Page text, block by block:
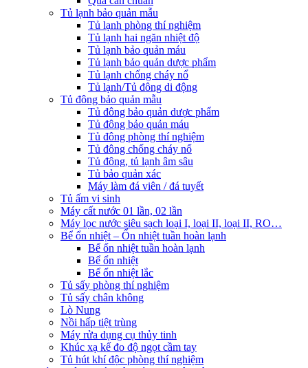
Tủ lạnh bảo quản mẫu
Tủ lạnh phòng thí nghiệm
Tủ lạnh hai ngăn nhiệt độ
Tủ lạnh bảo quản máu
Tủ lạnh bảo quản dược phẩm
Tủ lạnh chống cháy nổ
Tủ lạnh/Tủ đông di động
Tủ đông bảo quản mẫu
Tủ đông bảo quản dược phẩm
Tủ đông bảo quản máu
Tủ đông phòng thí nghiệm
Tủ đông chống cháy nổ
Tủ đông, tủ lạnh âm sâu
Tủ bảo quản xác
Máy làm đá viên / đá tuyết
Tủ ấm vi sinh
Máy cất nước 01 lần, 02 lần
Máy lọc nước siêu sạch loại I, loại II, loại II, RO…
Bể ổn nhiệt – Ổn nhiệt tuần hoàn lạnh
Bể ổn nhiệt tuần hoàn lạnh
Bể ổn nhiệt
Bể ổn nhiệt lắc
Tủ sấy phòng thí nghiệm
Tủ sấy chân không
Lò Nung
Nồi hấp tiệt trùng
Máy rửa dụng cụ thủy tinh
Khúc xạ kế đo độ ngọt cầm tay
Tủ hút khí độc phòng thí nghiệm